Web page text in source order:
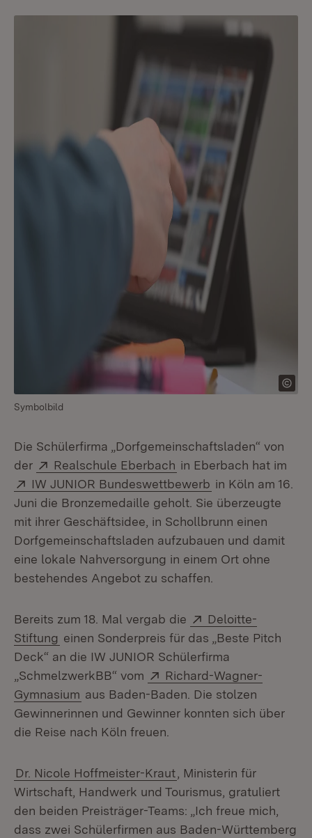
Symbolbild
Die Schülerfirma „Dorfgemeinschaftsladen“ von
der
Extern:
Realschule Eberbach (Öffnet in neuem
in Eberbach hat im
Extern:
IW JUNIOR Bundeswettbewerb (Öffnet in neuem
in Köln am 16.
Juni die Bronzemedaille geholt. Sie überzeugte
mit ihrer Geschäftsidee, in Schollbrunn einen
Dorfgemeinschaftsladen aufzubauen und damit
eine lokale Nahversorgung in einem Ort ohne
bestehendes Angebot zu schaffen.
Bereits zum 18. Mal vergab die Extern:
Deloitte-
Stiftung (Öffnet in neuem Fenster)
einen Sonderpreis für das „Beste Pitch
Deck“ an die IW JUNIOR Schülerfirma
„SchmelzwerkBB“ vom
Extern:
Richard-Wagner-
Gymnasium (Öffnet in neuem Fenster)
aus Baden-Baden. Die stolzen
Gewinnerinnen und Gewinner konnten sich über
die Reise nach Köln freuen.
Dr. Nicole Hoffmeister-Kraut , Ministerin für
Wirtschaft, Handwerk und Tourismus, gratuliert
den beiden Preisträger-Teams: „Ich freue mich,
dass zwei Schülerfirmen aus Baden-Württemberg